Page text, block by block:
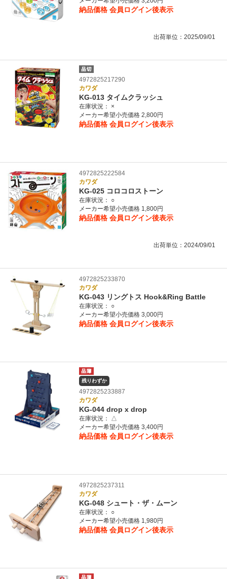
納品価格 会員ログイン後表示
出荷単位：2025/09/01
4972825217290
カワダ
KG-013 タイムクラッシュ
在庫状況：
×
メーカー希望小売価格 2,800円
納品価格 会員ログイン後表示
4972825222584
カワダ
KG-025 コロコロストーン
在庫状況：
○
メーカー希望小売価格 1,800円
納品価格 会員ログイン後表示
出荷単位：2024/09/01
4972825233870
カワダ
KG-043 リングトス Hook&Ring Battle
在庫状況：
○
メーカー希望小売価格 3,000円
納品価格 会員ログイン後表示
残りわずか
4972825233887
カワダ
KG-044 drop x drop
在庫状況：
△
メーカー希望小売価格 3,400円
納品価格 会員ログイン後表示
4972825237311
カワダ
KG-048 シュート・ザ・ムーン
在庫状況：
○
メーカー希望小売価格 1,980円
納品価格 会員ログイン後表示